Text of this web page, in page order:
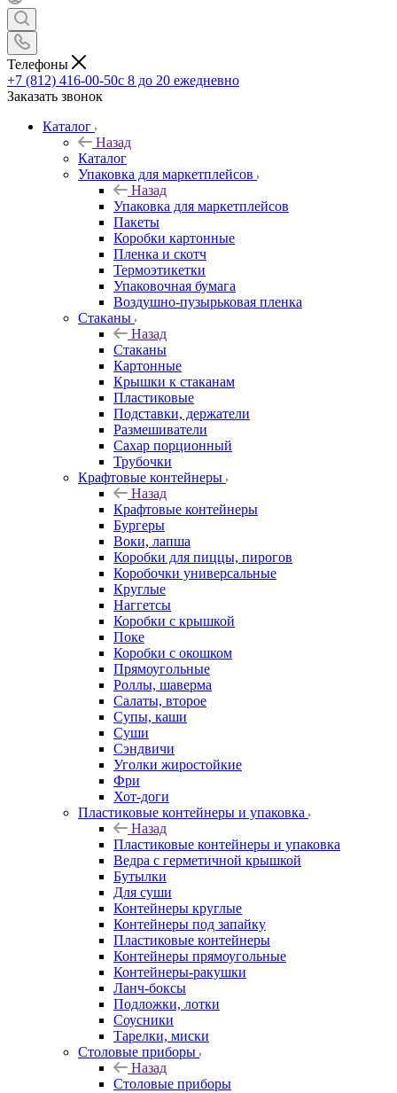
Телефоны
+7 (812) 416-00-50с 8 до 20 ежедневно
Заказать звонок
Каталог
Назад
Каталог
Упаковка для маркетплейсов
Назад
Упаковка для маркетплейсов
Пакеты
Коробки картонные
Пленка и скотч
Термоэтикетки
Упаковочная бумага
Воздушно-пузырьковая пленка
Стаканы
Назад
Стаканы
Картонные
Крышки к стаканам
Пластиковые
Подставки, держатели
Размешиватели
Сахар порционный
Трубочки
Крафтовые контейнеры
Назад
Крафтовые контейнеры
Бургеры
Воки, лапша
Коробки для пиццы, пирогов
Коробочки универсальные
Круглые
Наггетсы
Коробки с крышкой
Поке
Коробки с окошком
Прямоугольные
Роллы, шаверма
Салаты, второе
Супы, каши
Суши
Сэндвичи
Уголки жиростойкие
Фри
Хот-доги
Пластиковые контейнеры и упаковка
Назад
Пластиковые контейнеры и упаковка
Ведра с герметичной крышкой
Бутылки
Для суши
Контейнеры круглые
Контейнеры под запайку
Пластиковые контейнеры
Контейнеры прямоугольные
Контейнеры-ракушки
Ланч-боксы
Подложки, лотки
Соусники
Тарелки, миски
Столовые приборы
Назад
Столовые приборы